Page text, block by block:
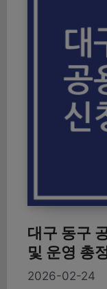
대구 동구
및 운영 총
2026-02-24